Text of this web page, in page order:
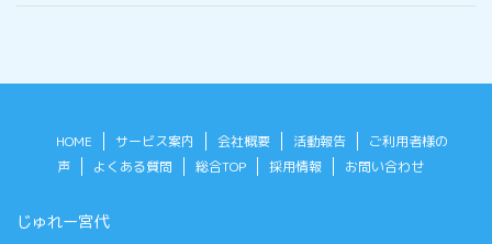
HOME サービス案内 会社概要 活動報告
ご利用者様の
声
よくある質問 総合TOP 採用情報 お問い合わせ
じゅれー宮代